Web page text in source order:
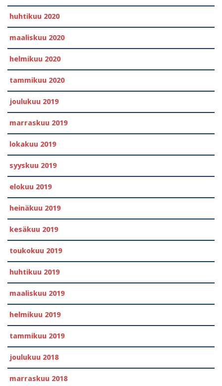
huhtikuu 2020
maaliskuu 2020
helmikuu 2020
tammikuu 2020
joulukuu 2019
marraskuu 2019
lokakuu 2019
syyskuu 2019
elokuu 2019
heinäkuu 2019
kesäkuu 2019
toukokuu 2019
huhtikuu 2019
maaliskuu 2019
helmikuu 2019
tammikuu 2019
joulukuu 2018
marraskuu 2018